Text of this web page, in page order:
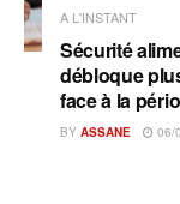
A L'INSTANT
Sécurité
débloque
face à la
BY ASSANE 06/